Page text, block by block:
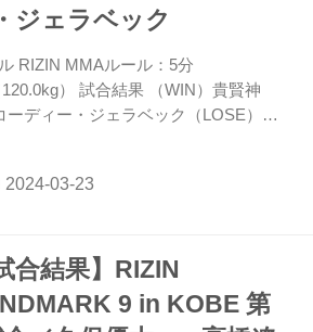
上を回るが、金太郎が左フックを当て
ンを奪取。ダイキに対し素早くハーフ
に持ち込む。三...
ジェラベック
RIZIN MMAルール：5分
） 試合結果 （WIN）貴賢神
ーディー・ジェラベック（LOSE）
ンドパンチ） 入場 ROUND 1 サウスポ
ーディーは左ストレート、右フック
貴賢神も右ストレートを返して応戦。
から前に出て組みつき押し込むが、こ
ーディーがケージ際から逃れる。 逆
合結果】RIZIN
9 in KOBE 第